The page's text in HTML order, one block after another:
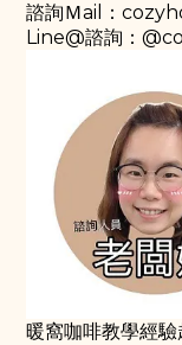
諮詢Ｍail：
Line@諮詢：
暖窩咖啡教學經